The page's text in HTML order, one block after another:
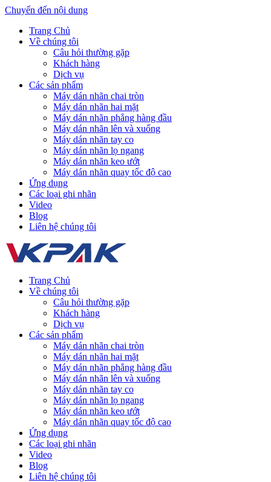
Chuyển đến nội dung
Trang Chủ
Về chúng tôi
Câu hỏi thường gặp
Khách hàng
Dịch vụ
Các sản phẩm
Máy dán nhãn chai tròn
Máy dán nhãn hai mặt
Máy dán nhãn phẳng hàng đầu
Máy dán nhãn lên và xuống
Máy dán nhãn tay co
Máy dán nhãn lọ ngang
Máy dán nhãn keo ướt
Máy dán nhãn quay tốc độ cao
Ứng dụng
Các loại ghi nhãn
Video
Blog
Liên hệ chúng tôi
Trang Chủ
Về chúng tôi
Câu hỏi thường gặp
Khách hàng
Dịch vụ
Các sản phẩm
Máy dán nhãn chai tròn
Máy dán nhãn hai mặt
Máy dán nhãn phẳng hàng đầu
Máy dán nhãn lên và xuống
Máy dán nhãn tay co
Máy dán nhãn lọ ngang
Máy dán nhãn keo ướt
Máy dán nhãn quay tốc độ cao
Ứng dụng
Các loại ghi nhãn
Video
Blog
Liên hệ chúng tôi